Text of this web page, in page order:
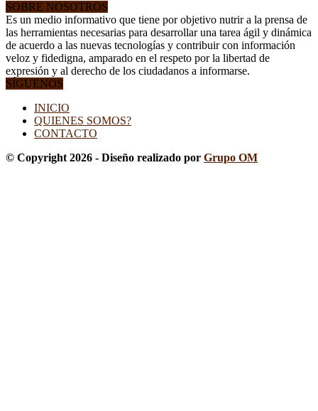
SOBRE NOSOTROS
Es un medio informativo que tiene por objetivo nutrir a la prensa de
las herramientas necesarias para desarrollar una tarea ágil y dinámica
de acuerdo a las nuevas tecnologías y contribuir con información
veloz y fidedigna, amparado en el respeto por la libertad de
expresión y al derecho de los ciudadanos a informarse.
SÍGUENOS
INICIO
QUIENES SOMOS?
CONTACTO
© Copyright 2026 - Diseño realizado por Grupo OM